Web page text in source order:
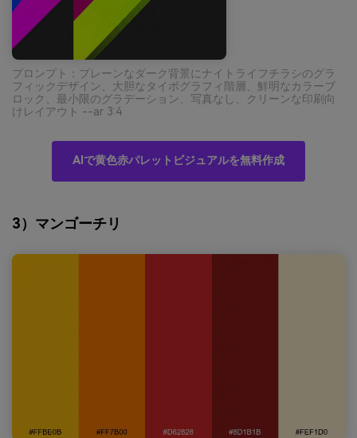
プロンプト：プレーンなダーク背景にナイトライフチラシのグラ
フィックデザイン、大胆なタイポグラフィ階層、鮮明なカラーブ
ロック、最小限のグラデーション、写真なし、クリーンな印刷向
けレイアウト --ar 3:4
AIで黄色赤パレットビジュアルを無料作成
3）マンゴーチリ